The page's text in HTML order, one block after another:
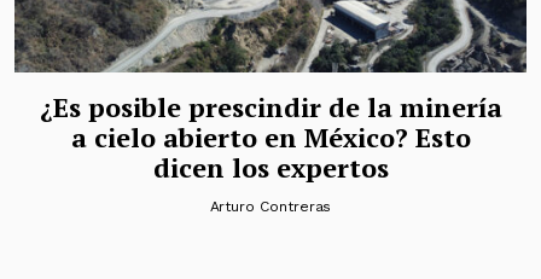
¿Es posible prescindir de la minería
a cielo abierto en México? Esto
dicen los expertos
Arturo Contreras